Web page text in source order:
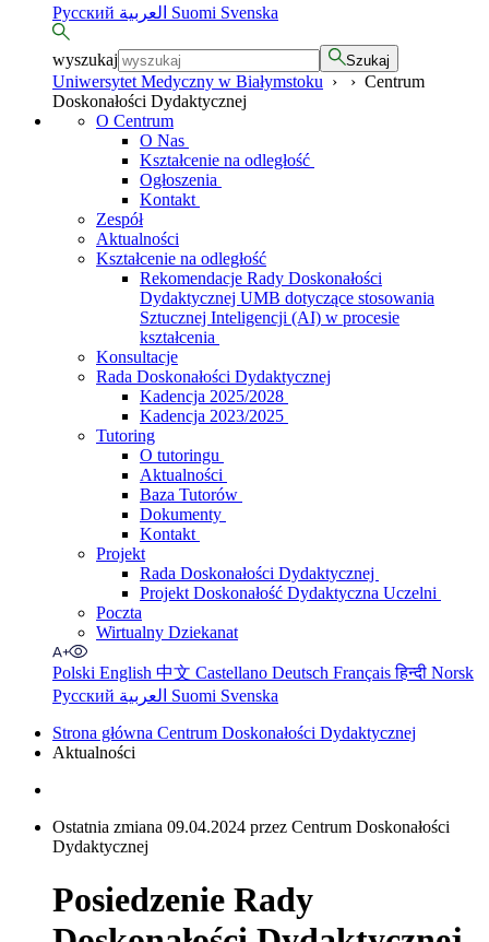
Русский
Suomi Svenska
wyszukaj Szukaj
Uniwersytet Medyczny w Białymstoku › › Centrum
Doskonałości Dydaktycznej
O Centrum
O Nas
Kształcenie na odległość
Ogłoszenia
Kontakt
Zespół
Aktualności
Kształcenie na odległość
Rekomendacje Rady Doskonałości
Dydaktycznej UMB dotyczące stosowania
Sztucznej Inteligencji (AI) w procesie
kształcenia
Konsultacje
Rada Doskonałości Dydaktycznej
Kadencja 2025/2028
Kadencja 2023/2025
Tutoring
O tutoringu
Aktualności
Baza Tutorów
Dokumenty
Kontakt
Projekt
Rada Doskonałości Dydaktycznej
Projekt Doskonałość Dydaktyczna Uczelni
Poczta
Wirtualny Dziekanat
Polski English 中文 Castellano Deutsch Françaisहिन्दी Norsk
Русский
Suomi Svenska
Strona główna Centrum Doskonałości Dydaktycznej
Aktualności
Ostatnia zmiana 09.04.2024 przez Centrum Doskonałości
Dydaktycznej
Posiedzenie Rady